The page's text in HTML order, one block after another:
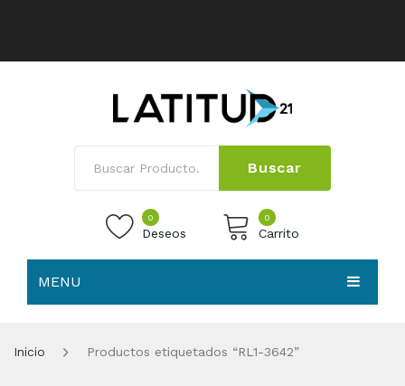
Buscar
0
Deseos
0
Carrito
MENU
Inicio Productos etiquetados “RL1-3642”